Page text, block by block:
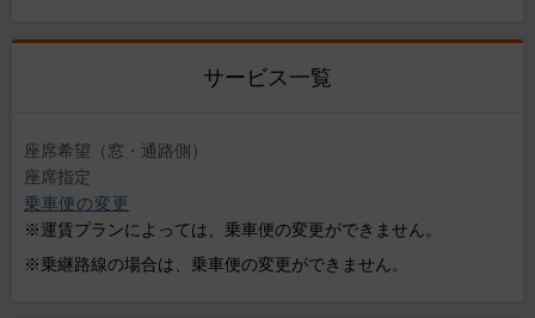
サービス一覧
座席希望（窓・通路側）
座席指定
乗車便の変更
※運賃プランによっては、乗車便の変更ができません。
※乗継路線の場合は、乗車便の変更ができません。